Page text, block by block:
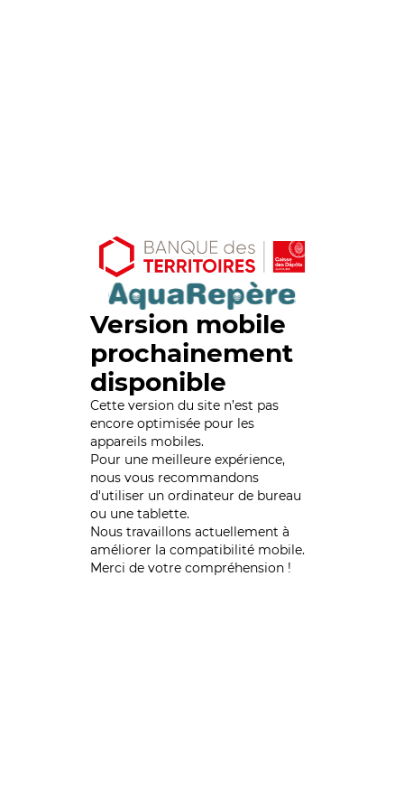
Version mobile
prochainement
disponible
Cette version du site n’est pas
encore optimisée pour les
appareils mobiles.
Pour une meilleure expérience,
nous vous recommandons
d'utiliser un ordinateur de bureau
ou une tablette.
Nous travaillons actuellement à
améliorer la compatibilité mobile.
Merci de votre compréhension !